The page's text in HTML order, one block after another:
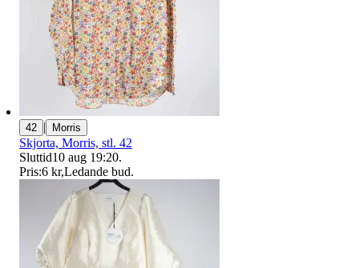
42 | Morris
Skjorta, Morris, stl. 42
Sluttid10 aug 19:20.
Pris:6 kr,Ledande bud.